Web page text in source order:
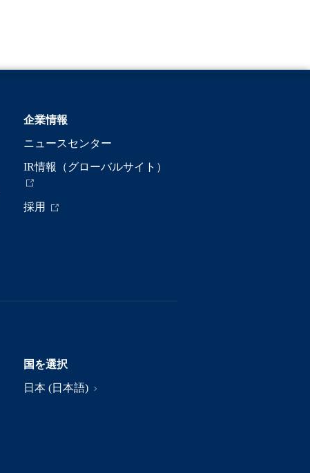
企業情報
ニュースセンター
IR情報（グローバルサイト）
採用
国を選択
日本 (日本語)